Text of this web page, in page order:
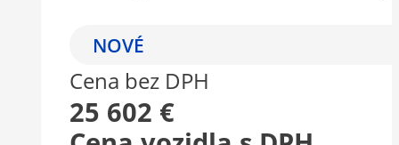
NOVÉ
Cena bez DPH
25 602 €